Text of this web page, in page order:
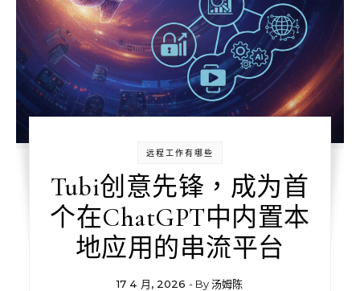
远程工作有哪些
Tubi创意先锋，成为首
个在ChatGPT中内置本
地应用的串流平台
17 4 月, 2026 - By汤姆陈